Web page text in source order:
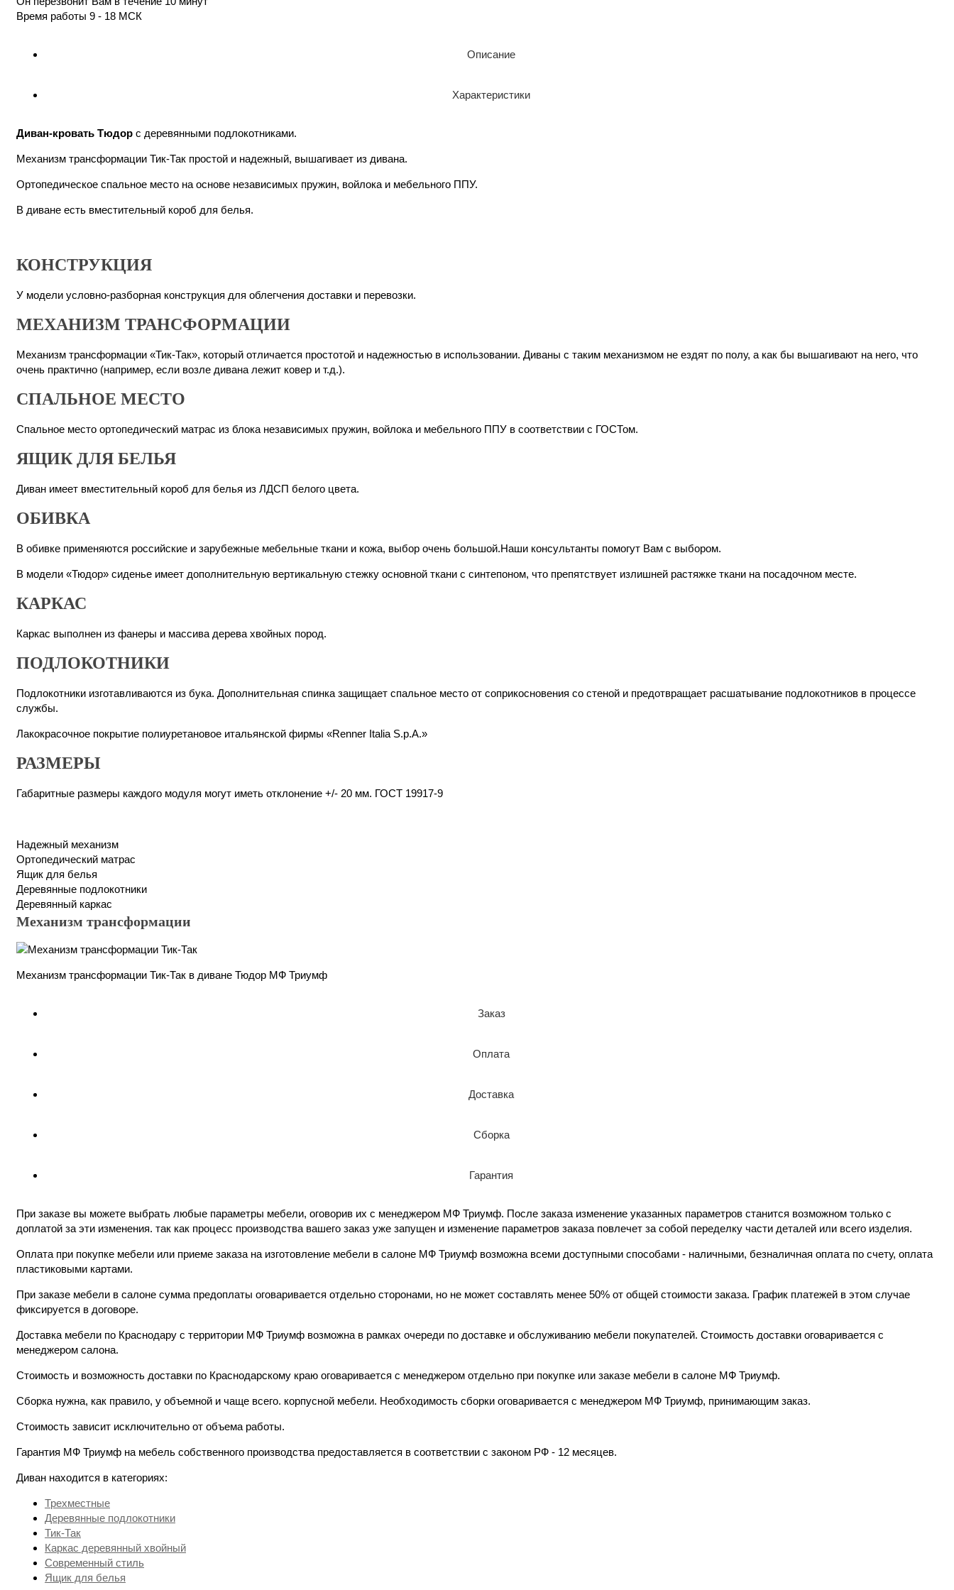
Время работы 9 - 18 МСК
Описание
Характеристики
Диван-кровать Тюдор с деревянными подлокотниками.
Механизм трансформации Тик-Так простой и надежный, вышагивает из дивана.
Ортопедическое спальное место на основе независимых пружин, войлока и мебельного ППУ.
В диване есть вместительный короб для белья.
КОНСТРУКЦИЯ
У модели условно-разборная конструкция для облегчения доставки и перевозки.
МЕХАНИЗМ ТРАНСФОРМАЦИИ
Механизм трансформации «Тик-Так», который отличается простотой и надежностью в использовании. Диваны с таким механизмом не ездят по полу, а как бы вышагивают на него, что
очень практично (например, если возле дивана лежит ковер и т.д.).
СПАЛЬНОЕ МЕСТО
Спальное место ортопедический матрас из блока независимых пружин, войлока и мебельного ППУ в соответствии с ГОСТом.
ЯЩИК ДЛЯ БЕЛЬЯ
Диван имеет вместительный короб для белья из ЛДСП белого цвета.
ОБИВКА
В обивке применяются российские и зарубежные мебельные ткани и кожа, выбор очень большой.Наши консультанты помогут Вам с выбором.
В модели «Тюдор» сиденье имеет дополнительную вертикальную стежку основной ткани с синтепоном, что препятствует излишней растяжке ткани на посадочном месте.
КАРКАС
Каркас выполнен из фанеры и массива дерева хвойных пород.
ПОДЛОКОТНИКИ
Подлокотники изготавливаются из бука. Дополнительная спинка защищает спальное место от соприкосновения со стеной и предотвращает расшатывание подлокотников в процессе
службы.
Лакокрасочное покрытие полиуретановое итальянской фирмы «Renner Italia S.p.A.»
РАЗМЕРЫ
Габаритные размеры каждого модуля могут иметь отклонение +/- 20 мм. ГОСТ 19917-9
Надежный механизм
Ортопедический матрас
Ящик для белья
Деревянные подлокотники
Деревянный каркас
Механизм трансформации
Механизм трансформации Тик-Так в диване Тюдор МФ Триумф
Заказ
Оплата
Доставка
Сборка
Гарантия
При заказе вы можете выбрать любые параметры мебели, оговорив их с менеджером МФ Триумф. После заказа изменение указанных параметров станится возможном только с
доплатой за эти изменения. так как процесс производства вашего заказ уже запущен и изменение параметров заказа повлечет за собой переделку части деталей или всего изделия.
Оплата при покупке мебели или приеме заказа на изготовление мебели в салоне МФ Триумф возможна всеми доступными способами - наличными, безналичная оплата по счету, оплата
пластиковыми картами.
При заказе мебели в салоне сумма предоплаты оговаривается отдельно сторонами, но не может составлять менее 50% от общей стоимости заказа. График платежей в этом случае
фиксируется в договоре.
Доставка мебели по Краснодару с территории МФ Триумф возможна в рамках очереди по доставке и обслуживанию мебели покупателей. Стоимость доставки оговаривается с
менеджером салона.
Стоимость и возможность доставки по Краснодарскому краю оговаривается с менеджером отдельно при покупке или заказе мебели в салоне МФ Триумф.
Сборка нужна, как правило, у объемной и чаще всего. корпусной мебели. Необходимость сборки оговаривается с менеджером МФ Триумф, принимающим заказ.
Стоимость зависит исключительно от объема работы.
Гарантия МФ Триумф на мебель собственного производства предоставляется в соответствии с законом РФ - 12 месяцев.
Диван находится в категориях:
Трехместные
Деревянные подлокотники
Тик-Так
Каркас деревянный хвойный
Современный стиль
Ящик для белья